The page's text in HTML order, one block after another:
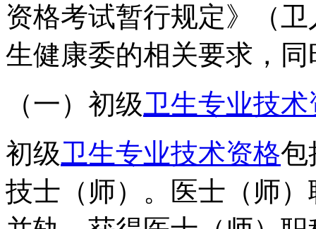
资格考试暂行规定》（
生健康委的相关要求，
（一）初级卫生专业技
初级卫生专业技术资格包
技士（师）。医士（师